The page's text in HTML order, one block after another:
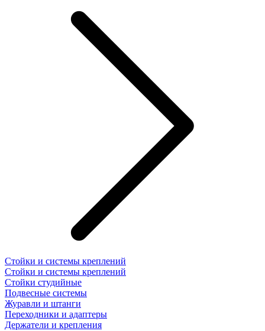
Стойки и системы креплений
Стойки и системы креплений
Стойки студийные
Подвесные системы
Журавли и штанги
Переходники и адаптеры
Держатели и крепления